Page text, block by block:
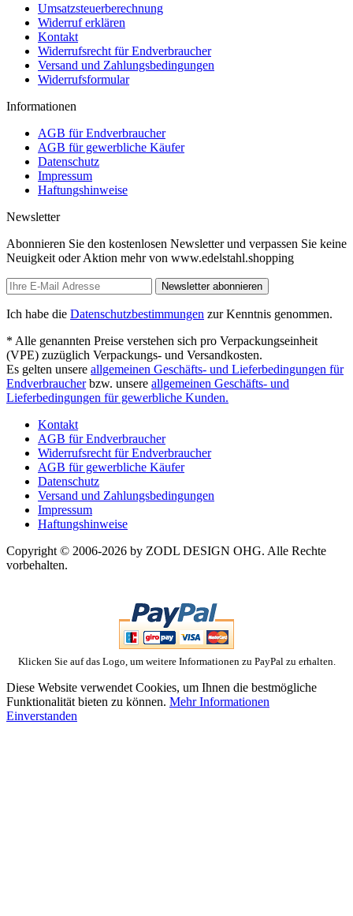
Umsatzsteuerberechnung
Widerruf erklären
Kontakt
Widerrufsrecht für Endverbraucher
Versand und Zahlungsbedingungen
Widerrufsformular
Informationen
AGB für Endverbraucher
AGB für gewerbliche Käufer
Datenschutz
Impressum
Haftungshinweise
Newsletter
Abonnieren Sie den kostenlosen Newsletter und verpassen Sie keine
Neuigkeit oder Aktion mehr von www.edelstahl.shopping
Newsletter abonnieren
Ich habe die Datenschutzbestimmungen zur Kenntnis genommen.
* Alle genannten Preise verstehen sich pro Verpackungseinheit
(VPE) zuzüglich Verpackungs- und Versandkosten.
Es gelten unsere allgemeinen Geschäfts- und Lieferbedingungen für
Endverbraucherbzw. unsere allgemeinen Geschäfts- und
Lieferbedingungen für gewerbliche Kunden.
Kontakt
AGB für Endverbraucher
Widerrufsrecht für Endverbraucher
AGB für gewerbliche Käufer
Datenschutz
Versand und Zahlungsbedingungen
Impressum
Haftungshinweise
Copyright © 2006-2026 by ZODL DESIGN OHG. Alle Rechte
vorbehalten.
Klicken Sie auf das Logo, um weitere Informationen zu PayPal zu erhalten.
Diese Website verwendet Cookies, um Ihnen die bestmögliche
Funktionalität bieten zu können. Mehr Informationen
Einverstanden